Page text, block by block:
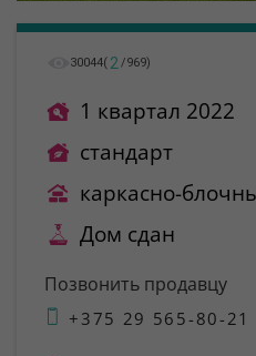
30044( 2 /969)
1 квартал 2022
стандарт
каркасно-
Дом сдан
Позвонить продавцу
+375 29 565-80-21